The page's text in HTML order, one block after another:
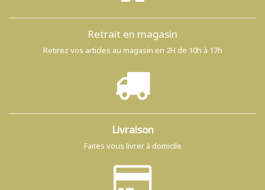
Retrait en magasin
Retirez vos articles au magasin en 2H de 10h à 17h
Livraison
Faites vous livrer à domicile